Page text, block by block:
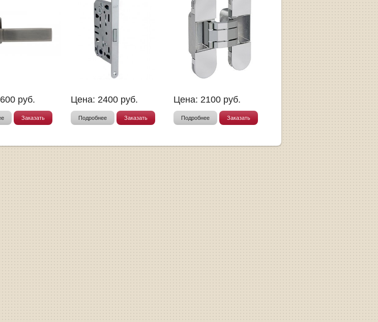
руб.
Заказать
Цена: 2400 руб.
Подробнее Заказать
Цена: 2100 руб.
Подробнее Заказать